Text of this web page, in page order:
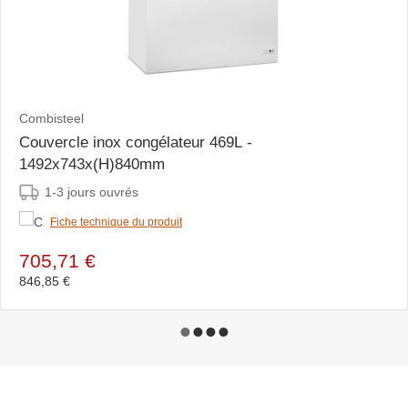
Combisteel
Couvercle inox congélateur 469L -
1492x743x(H)840mm
1-3 jours ouvrés
Fiche technique du produit
705,71 €
846,85 €